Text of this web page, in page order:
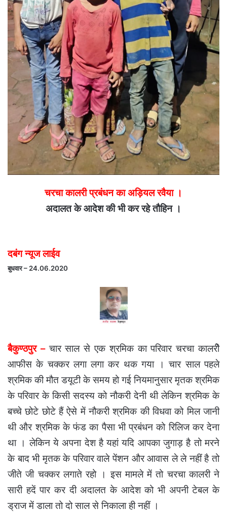
चरचा कालरी प्रबंधन का अड़ियल रवैया ।
अदालत के आदेश की भी कर रहे तौहिन ।
दबंग न्यूज लाईव
बुधवार – 24.06.2020
बैकुण्ठपुर –चार साल से एक श्रमिक का परिवार चरचा कालरीे
आफीस के चक्कर लगा लगा कर थक गया । चार साल पहले
श्रमिक की मौत डयूटी के समय हो गई नियमानुसार मृतक श्रमिक
के परिवार के किसी सदस्य को नौकरी देनी थी लेकिन श्रमिक के
बच्चे छोटे छोटे हैं ऐसे में नौकरी श्रमिक की विधवा को मिल जानी
थी और श्रमिक के फंड का पैसा भी प्रबंधन को रिलिज कर देना
था । लेकिन ये अपना देश है यहां यदि आपका जुगाड़ है तो मरने
के बाद भी मृतक के परिवार वाले पेंशन और आवास ले ले नहीं है तो
जीते जी चक्कर लगाते रहो । इस मामले में तो चरचा कालरी ने
सारी हदें पार कर दी अदालत के आदेश को भी अपनी टेबल के
ड्राज में डाला तो दो साल से निकाला ही नहीं ।